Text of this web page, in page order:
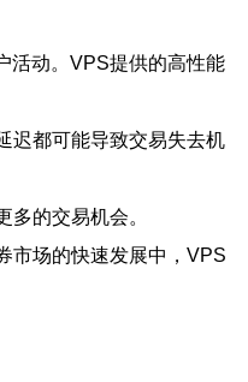
活动。VPS提供的高性能
迟都可能导致交易失去机
的交易机会。
市场的快速发展中，VPS